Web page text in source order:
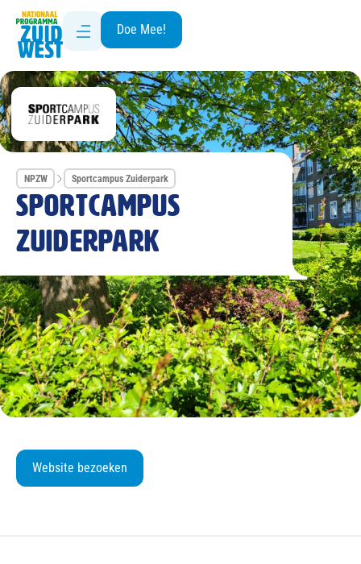
Doe Mee!
NPZW Sportcampus Zuiderpark
Sportcampus
Zuiderpark
Website bezoeken